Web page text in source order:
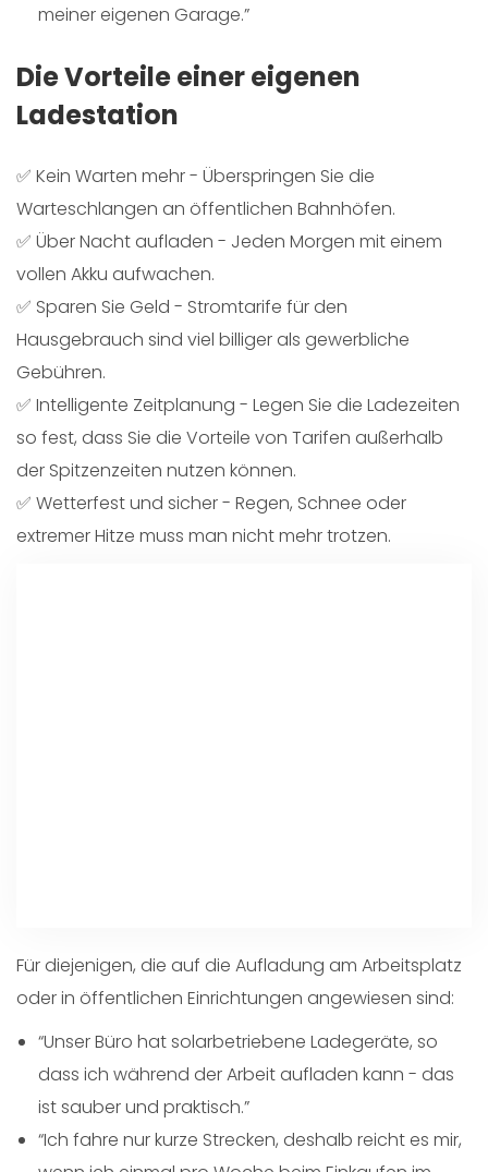
meiner eigenen Garage.”
Die Vorteile einer eigenen
Ladestation
✅ Kein Warten mehr - Überspringen Sie die
Warteschlangen an öffentlichen Bahnhöfen.
✅ Über Nacht aufladen - Jeden Morgen mit einem
vollen Akku aufwachen.
✅ Sparen Sie Geld - Stromtarife für den
Hausgebrauch sind viel billiger als gewerbliche
Gebühren.
✅ Intelligente Zeitplanung - Legen Sie die Ladezeiten
so fest, dass Sie die Vorteile von Tarifen außerhalb
der Spitzenzeiten nutzen können.
✅ Wetterfest und sicher - Regen, Schnee oder
extremer Hitze muss man nicht mehr trotzen.
Für diejenigen, die auf die Aufladung am Arbeitsplatz
oder in öffentlichen Einrichtungen angewiesen sind:
“Unser Büro hat solarbetriebene Ladegeräte, so
dass ich während der Arbeit aufladen kann - das
ist sauber und praktisch.”
“Ich fahre nur kurze Strecken, deshalb reicht es mir,